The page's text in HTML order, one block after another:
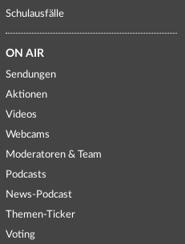
Schulausfälle
ON AIR
Sendungen
Aktionen
Videos
Webcams
Moderatoren & Team
Podcasts
News-Podcast
Themen-Ticker
Voting